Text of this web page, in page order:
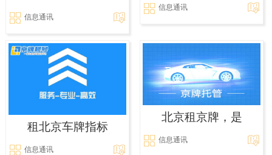
信息通讯
信息通讯
租北京车牌指标
信息通讯
北京租京牌，是
信息通讯